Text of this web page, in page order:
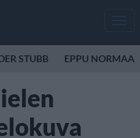
STUBB EPPU